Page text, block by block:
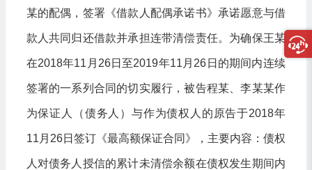
某的配偶，签署《借款人配偶承诺书》承诺愿意与借
款人共同归还借款并承担连带清偿责任。为确保王某
在2018年11月26日至2019年11月26日的期间内连续
签署的一系列合同的切实履行，被告程某、李某某作
为保证人（债务人）与作为债权人的原告于2018年
11月26日签订《最高额保证合同》，主要内容：债权
人对债务人授信的累计未清偿余额在债权发生期间内